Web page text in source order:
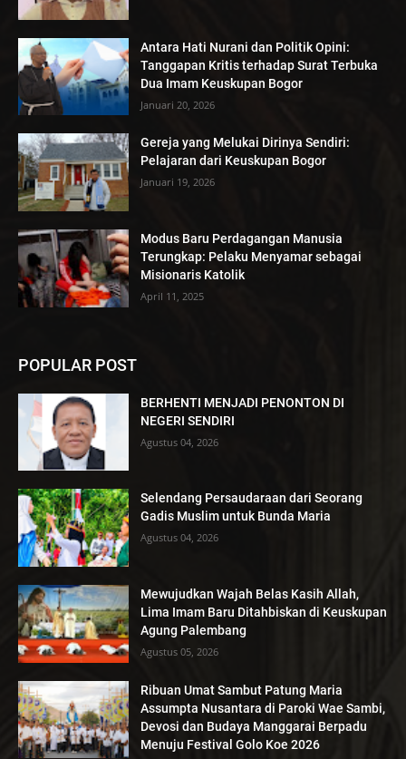
Antara Hati Nurani dan Politik Opini:
Tanggapan Kritis terhadap Surat Terbuka
Dua Imam Keuskupan Bogor
Januari 20, 2026
Gereja yang Melukai Dirinya Sendiri:
Pelajaran dari Keuskupan Bogor
Januari 19, 2026
Modus Baru Perdagangan Manusia
Terungkap: Pelaku Menyamar sebagai
Misionaris Katolik
April 11, 2025
POPULAR POST
BERHENTI MENJADI PENONTON DI
NEGERI SENDIRI
Agustus 04, 2026
Selendang Persaudaraan dari Seorang
Gadis Muslim untuk Bunda Maria
Agustus 04, 2026
Mewujudkan Wajah Belas Kasih Allah,
Lima Imam Baru Ditahbiskan di Keuskupan
Agung Palembang
Agustus 05, 2026
Ribuan Umat Sambut Patung Maria
Assumpta Nusantara di Paroki Wae Sambi,
Devosi dan Budaya Manggarai Berpadu
Menuju Festival Golo Koe 2026